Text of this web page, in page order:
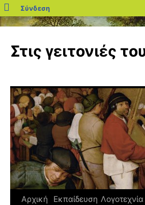
blogs.sch.gr
Σύνδεση
περιεχόμενο
Στις γειτονιές
Αρχική Εκπαίδευση Λογοτεχνία